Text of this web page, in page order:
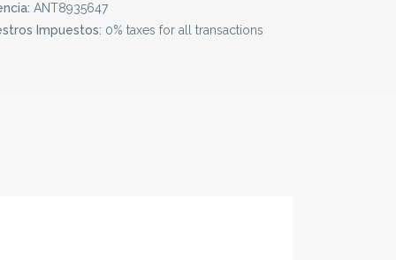
ANT8935647
Impuestos: 0% taxes for all transactions